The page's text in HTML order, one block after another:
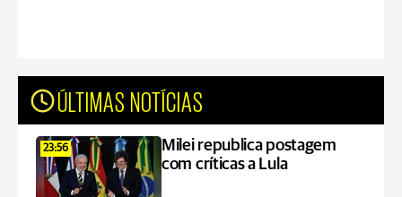
ÚLTIMAS NOTÍCIAS
23:56
Milei republica postagem
com críticas a Lula